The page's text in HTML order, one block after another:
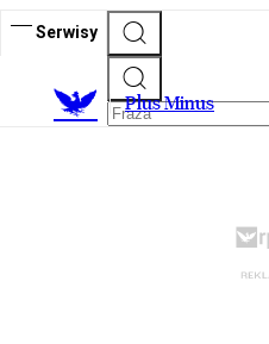
Serwisy
Plus Minus